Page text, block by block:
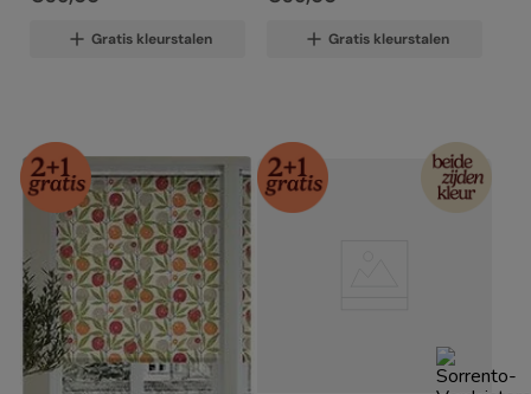
Gratis kleurstalen Gratis kleurstalen